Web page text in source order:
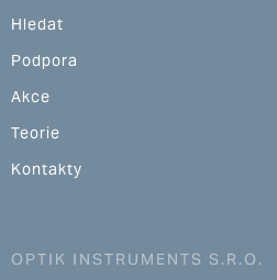
Hledat
Podpora
Akce
Teorie
Kontakty
OPTIK INSTRUMENTS S.R.O.